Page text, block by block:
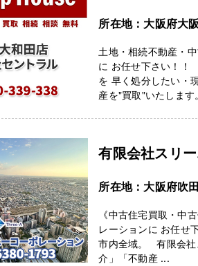
所在地：大阪府大
土地・相続不動産・
に お任せ下さい！
を 早く処分したい・
産を"買取"いたします
有限会社スリ
所在地：大阪府吹
《中古住宅買取・中
レーションに お任
市内全域。 有限会社
介」「不動産 ...